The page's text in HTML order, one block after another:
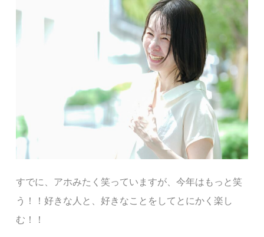
すでに、アホみたく笑っていますが、今年はもっと笑
う！！好きな人と、好きなことをしてとにかく楽し
む！！